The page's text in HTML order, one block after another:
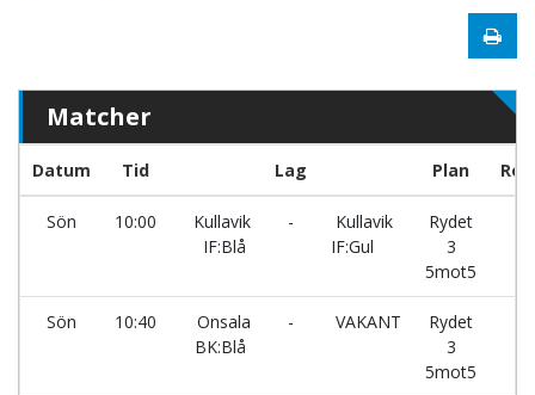
Matcher
Datum Tid Lag Plan
Sön 10:00
Kullavik
IF:Blå
-
Kullavik
IF:Gul
Rydet
3
5mot5
Sön 10:40
Onsala
BK:Blå
- VAKANT
Rydet
3
5mot5